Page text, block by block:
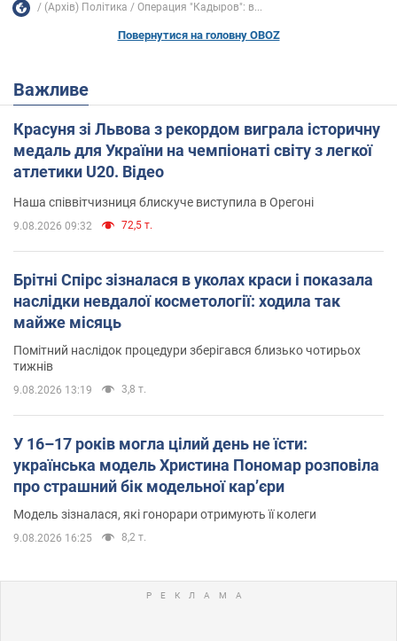
(Архів) Політика Операция "Кадыров": в...
Повернутися на головну OBOZ
Важливе
Красуня зі Львова з рекордом виграла історичну
медаль для України на чемпіонаті світу з легкої
атлетики U20. Відео
Наша співвітчизниця блискуче виступила в Орегоні
9.08.2026 09:32 72,5 т.
Брітні Спірс зізналася в уколах краси і показала
наслідки невдалої косметології: ходила так
майже місяць
Помітний наслідок процедури зберігався близько чотирьох
тижнів
9.08.2026 13:19 3,8 т.
У 16–17 років могла цілий день не їсти:
українська модель Христина Пономар розповіла
про страшний бік модельної кар’єри
Модель зізналася, які гонорари отримують її колеги
9.08.2026 16:25 8,2 т.